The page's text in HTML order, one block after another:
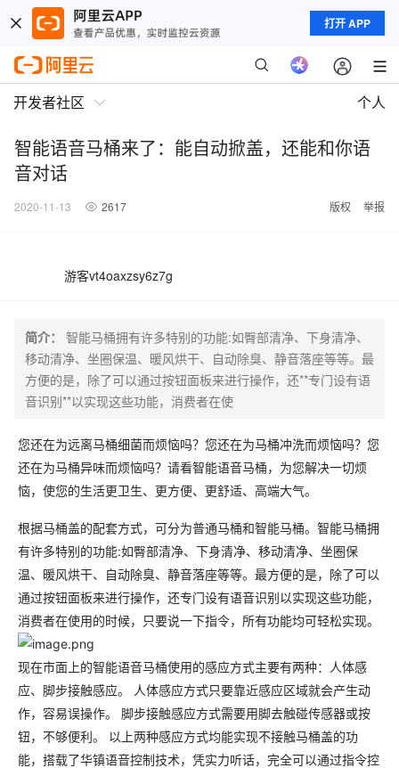
打开 APP
开发者社区 个人
智能语音马桶来了：能自动掀盖，还能和你语
音对话
2020-11-13 2617 版权 举报
游客vt4oaxzsy6z7g
简介：
智能马桶拥有许多特别的功能:如臀部清净、下身清净、
移动清净、坐圈保温、暖风烘干、自动除臭、静音落座等等。最
方便的是，除了可以通过按钮面板来进行操作，还**专门设有语
音识别**以实现这些功能，消费者在使
您还在为远离马桶细菌而烦恼吗？您还在为马桶冲洗而烦恼吗？您
还在为马桶异味而烦恼吗？请看智能语音马桶，为您解决一切烦
恼，使您的生活更卫生、更方便、更舒适、高端大气。
根据马桶盖的配套方式，可分为普通马桶和智能马桶。智能马桶拥
有许多特别的功能:如臀部清净、下身清净、移动清净、坐圈保
温、暖风烘干、自动除臭、静音落座等等。最方便的是，除了可以
通过按钮面板来进行操作，还专门设有语音识别以实现这些功能，
消费者在使用的时候，只要说一下指令，所有功能均可轻松实现。
现在市面上的智能语音马桶使用的感应方式主要有两种：人体感
应、脚步接触感应。 人体感应方式只要靠近感应区域就会产生动
作，容易误操作。 脚步接触感应方式需要用脚去触碰传感器或按
钮，不够便利。 以上两种感应方式均能实现不接触马桶盖的功
能，搭载了华镇语音控制技术，凭实力听话，完全可以通过指令控